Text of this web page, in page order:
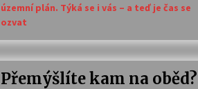
územní plán. Týká se i vás – a teď je čas se
ozvat
Přemýšlíte kam na oběd?